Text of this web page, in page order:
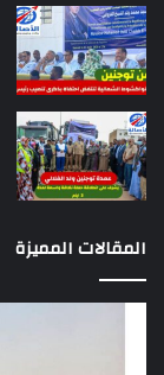
المقالات المميزة